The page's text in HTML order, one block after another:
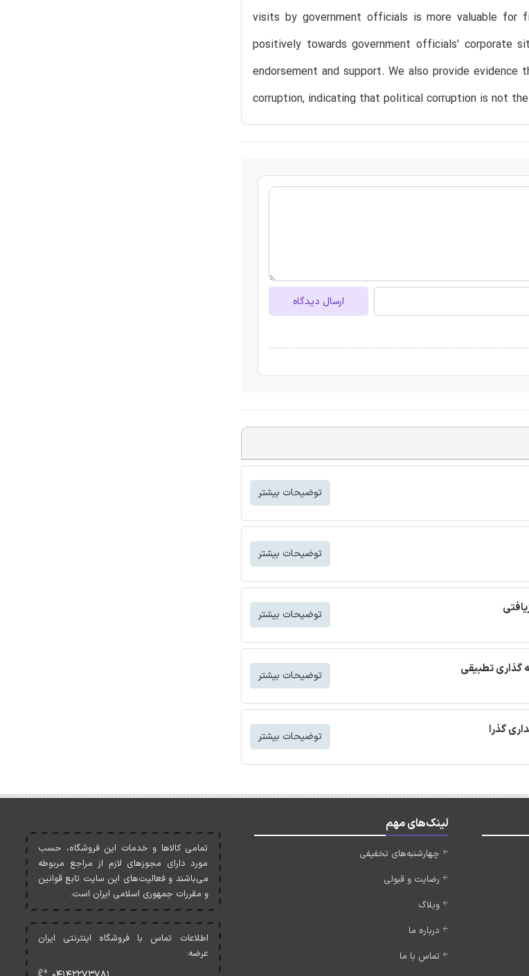
visits by government officials is more valuable for
positively towards government officials' corporate
endorsement and support. We also provide
corruption, indicating that political corruption is not
ارسال دیدگاه
توضیحات بیشتر
توضیحات بیشتر
توضیحات بیشتر
توضیحات بیشتر
توضیحات بیشتر
لینک‌های مهم
چهارشنبه‌های تخفیفی
رضایت و قبولی
وبلاگ
درباره ما
تماس با ما
تمامی کالاها و خدمات اين فروشگاه، حسب
مورد دارای مجوزهای لازم از مراجع مربوطه
می‌باشند و فعاليت‌های اين سايت تابع قوانين
و مقررات جمهوری اسلامی ايران است.
اطلاعات تماس با فروشگاه اینترنتی ایران
عرضه: